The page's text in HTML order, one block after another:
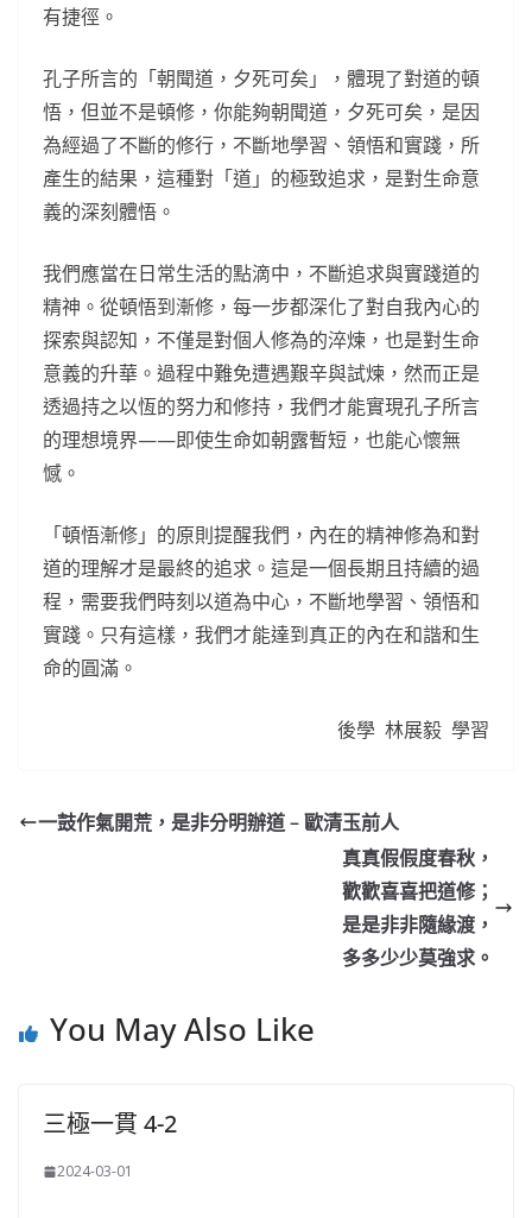
有捷徑。
孔子所言的「朝聞道，夕死可矣」，體現了對道的頓
悟，但並不是頓修，你能夠朝聞道，夕死可矣，是因
為經過了不斷的修行，不斷地學習、領悟和實踐，所
產生的結果，這種對「道」的極致追求，是對生命意
義的深刻體悟。
我們應當在日常生活的點滴中，不斷追求與實踐道的
精神。從頓悟到漸修，每一步都深化了對自我內心的
探索與認知，不僅是對個人修為的淬煉，也是對生命
意義的升華。過程中難免遭遇艱辛與試煉，然而正是
透過持之以恆的努力和修持，我們才能實現孔子所言
的理想境界——即使生命如朝露暫短，也能心懷無
憾。
「頓悟漸修」的原則提醒我們，內在的精神修為和對
道的理解才是最終的追求。這是一個長期且持續的過
程，需要我們時刻以道為中心，不斷地學習、領悟和
實踐。只有這樣，我們才能達到真正的內在和諧和生
命的圓滿。
後學 林展毅 學習
一鼓作氣開荒，是非分明辦道 – 歐清玉前人
真真假假度春秋，
歡歡喜喜把道修；
是是非非隨緣渡，
多多少少莫強求。
You May Also Like
三極一貫 4-2
2024-03-01